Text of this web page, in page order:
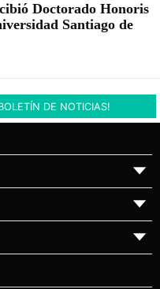
Doctorado Honoris
Santiago de
DE NOTICIAS!
▼
▼
▼